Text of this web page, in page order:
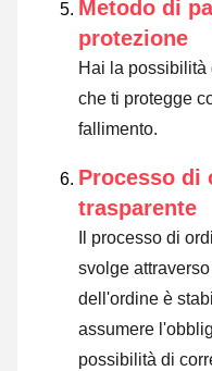
Metodo di
protezione
Hai la possibilità
che ti protegge
fallimento.
Processo di
trasparente
Il processo di
svolge
dell'ordine è
assumere
possibilità di